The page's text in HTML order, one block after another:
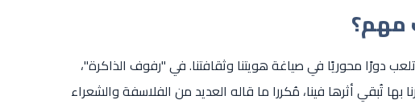
مهم؟
دورًا محوريًا في صياغة هويتنا وثقافتنا. في "رفوف الذاكرة"،
تُبقي أثرها فينا، مُكررا ما قاله العديد من الفلاسفة والشعراء